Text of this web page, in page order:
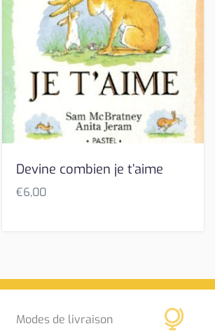
Devine combien je t’aime
€6,00
Modes de livraison